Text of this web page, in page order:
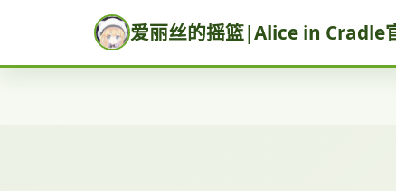
爱丽丝的摇篮|Alice in Cradle